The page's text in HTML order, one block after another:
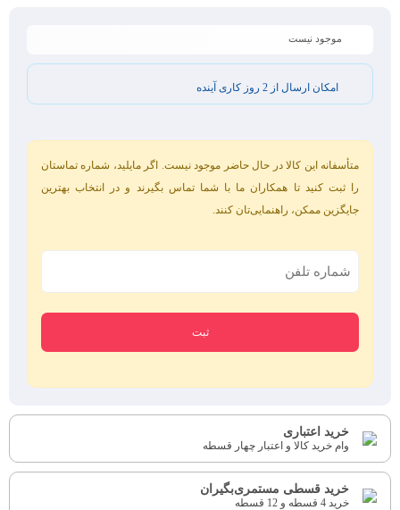
موجود نیست
امکان ارسال از 2 روز کاری آینده
متأسفانه این کالا در حال حاضر موجود نیست. اگر مایلید، شماره تماستان
را ثبت کنید تا همکاران ما با شما تماس بگیرند و در انتخاب بهترین
جایگزین ممکن، راهنمایی‌تان کنند.
خرید اعتباری
وام خرید کالا و اعتبار چهار قسطه
خرید قسطی مستمری‌بگیران
خرید 4 قسطه و 12 قسطه